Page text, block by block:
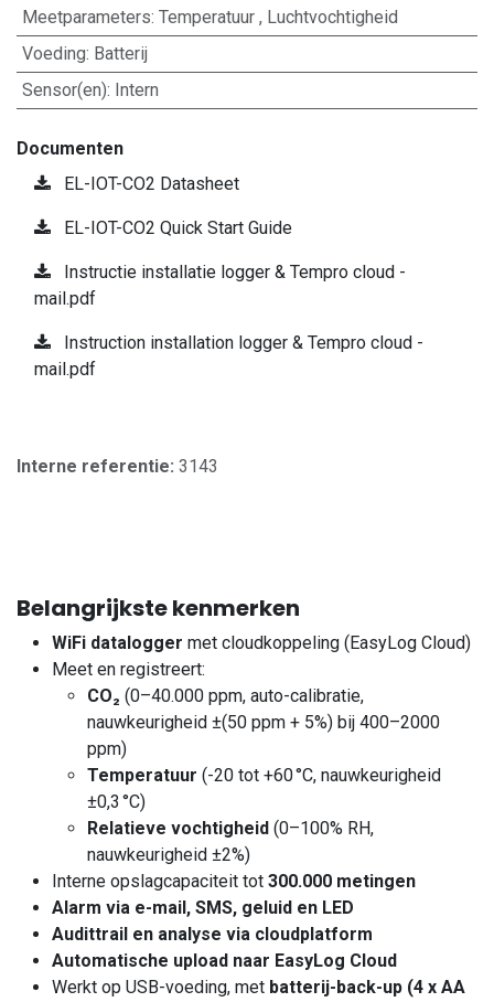
Meetparameters: Temperatuur, Luchtvochtigheid
Voeding: Batterij
Sensor(en): Intern
Documenten
EL-IOT-CO2 Datasheet
EL-IOT-CO2 Quick Start Guide
Instructie installatie logger & Tempro cloud -
mail.pdf
Instruction installation logger & Tempro cloud -
mail.pdf
Interne referentie: 3143
Belangrijkste kenmerken
WiFi datalogger met cloudkoppeling (EasyLog Cloud)
Meet en registreert:
CO₂ (0–40.000 ppm, auto-calibratie,
nauwkeurigheid ±(50 ppm + 5%) bij 400–2000
ppm)
Temperatuur (-20 tot +60 °C, nauwkeurigheid
±0,3 °C)
Relatieve vochtigheid (0–100% RH,
nauwkeurigheid ±2%)
Interne opslagcapaciteit tot 300.000 metingen
Alarm via e-mail, SMS, geluid en LED
Audittrail en analyse via cloudplatform
Automatische upload naar EasyLog Cloud
Werkt op USB-voeding, met batterij-back-up (4 x AA